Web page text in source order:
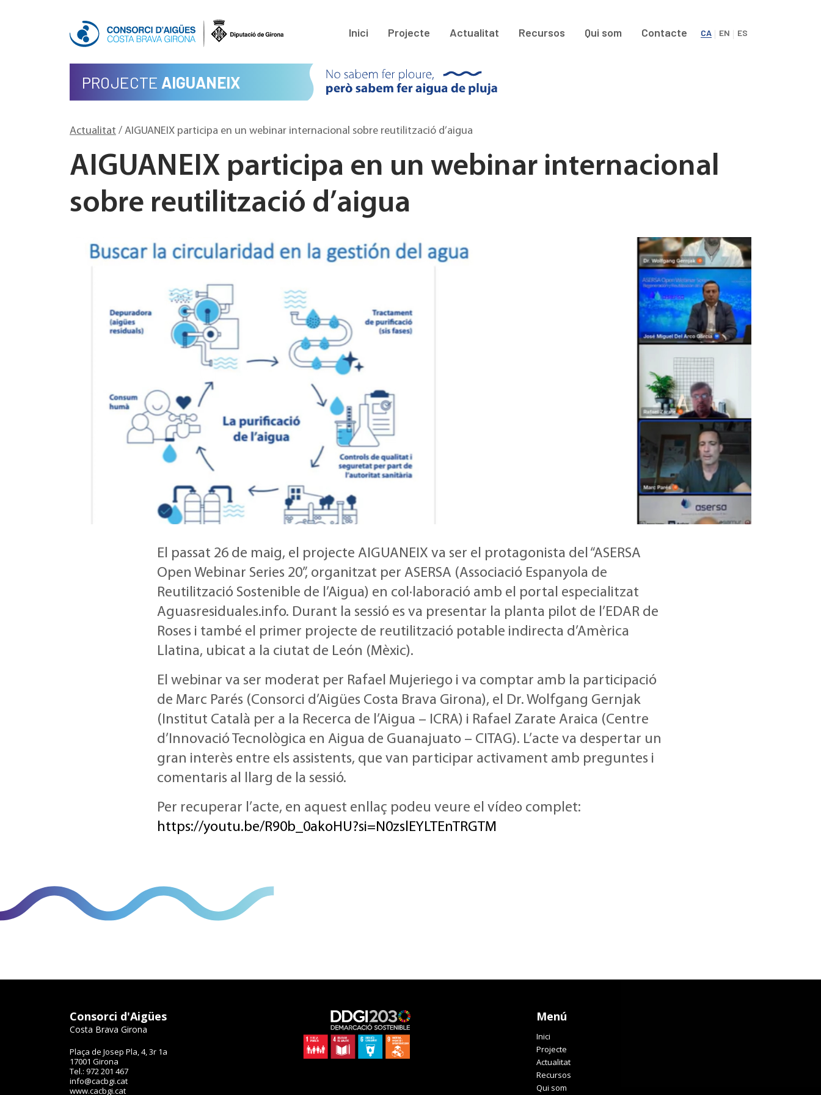
Inici Projecte Actualitat Recursos Qui som Contacte CA EN ES
PROJECTE AIGUANEIX
Actualitat / AIGUANEIX participa en un webinar internacional sobre reutilització d’aigua
AIGUANEIX participa en un webinar internacional
sobre reutilització d’aigua
El passat 26 de maig, el projecte AIGUANEIX va ser el protagonista del “ASERSA
Open Webinar Series 20”, organitzat per ASERSA (Associació Espanyola de
Reutilització Sostenible de l’Aigua) en col·laboració amb el portal especialitzat
Aguasresiduales.info. Durant la sessió es va presentar la planta pilot de l’EDAR de
Roses i també el primer projecte de reutilització potable indirecta d’Amèrica
Llatina, ubicat a la ciutat de León (Mèxic).
El webinar va ser moderat per Rafael Mujeriego i va comptar amb la participació
de Marc Parés (Consorci d’Aigües Costa Brava Girona), el Dr. Wolfgang Gernjak
(Institut Català per a la Recerca de l’Aigua – ICRA) i Rafael Zarate Araica (Centre
d’Innovació Tecnològica en Aigua de Guanajuato – CITAG). L’acte va despertar un
gran interès entre els assistents, que van participar activament amb preguntes i
comentaris al llarg de la sessió.
Per recuperar l’acte, en aquest enllaç podeu veure el vídeo complet:
https://youtu.be/R90b_0akoHU?si=N0zslEYLTEnTRGTM
Consorci d'Aigües
Costa Brava Girona
Plaça de Josep Pla, 4, 3r 1a
17001 Girona
Tel.: 972 201 467
info@cacbgi.cat
www.cacbgi.cat
Menú
Inici
Projecte
Actualitat
Recursos
Qui som